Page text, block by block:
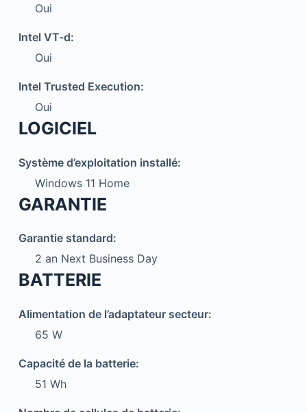
Oui
Intel VT-d:
Oui
Intel Trusted Execution:
Oui
LOGICIEL
Système d’exploitation installé:
Windows 11 Home
GARANTIE
Garantie standard:
2 an Next Business Day
BATTERIE
Alimentation de l’adaptateur secteur:
65 W
Capacité de la batterie:
51 Wh